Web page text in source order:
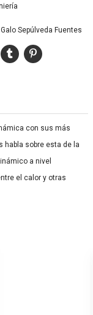
Sepúlveda Fuentes
con sus más
habla sobre esta de la
a nivel
el calor y otras